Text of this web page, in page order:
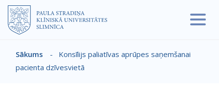
Pārlekt uz galveno saturu
Atpakaļceļš
Sākums -
Konsīlijs paliatīvas aprūpes saņemšanai
pacienta dzīvesvietā